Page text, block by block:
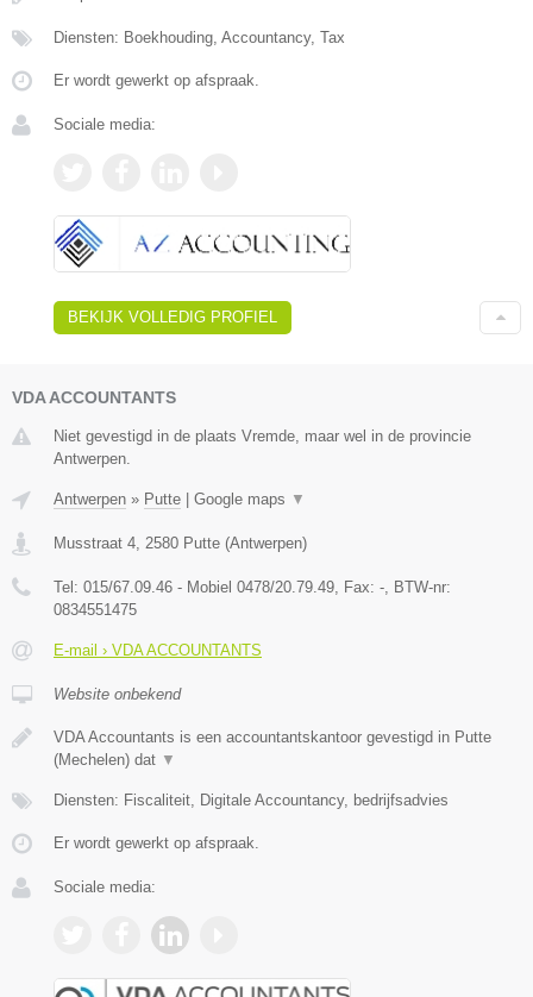
Diensten: Boekhouding, Accountancy, Tax
Er wordt gewerkt op afspraak.
Sociale media:
BEKIJK VOLLEDIG PROFIEL
VDA ACCOUNTANTS
Niet gevestigd in de plaats Vremde, maar wel in de provincie
Antwerpen.
Antwerpen » Putte Google maps ▼
Musstraat 4, 2580 Putte (Antwerpen)
Tel: 015/67.09.46 - Mobiel 0478/20.79.49, Fax: -, BTW-nr:
0834551475
E-mail › VDA ACCOUNTANTS
Website onbekend
VDA Accountants is een accountantskantoor gevestigd in Putte
(Mechelen) dat ▼
Diensten: Fiscaliteit, Digitale Accountancy, bedrijfsadvies
Er wordt gewerkt op afspraak.
Sociale media: